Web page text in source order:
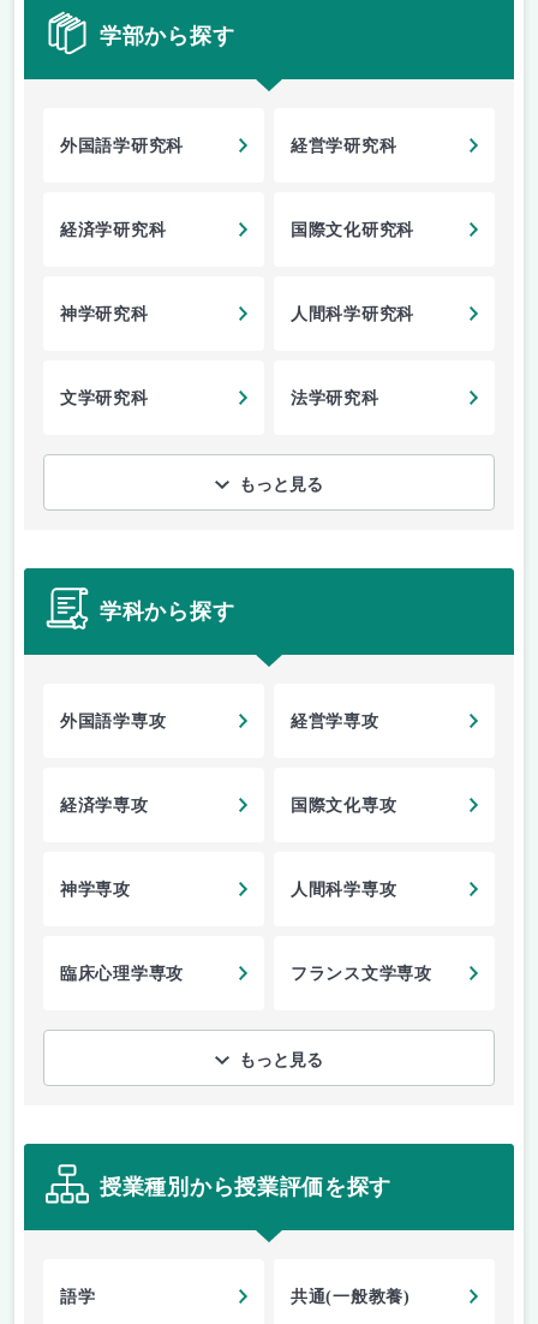
学部から探す
外国語学研究科 経営学研究科
経済学研究科 国際文化研究科
神学研究科 人間科学研究科
文学研究科 法学研究科
もっと見る
学科から探す
外国語学専攻 経営学専攻
経済学専攻 国際文化専攻
神学専攻 人間科学専攻
臨床心理学専攻 フランス文学専攻
もっと見る
授業種別から授業評価を探す
語学 共通(一般教養)